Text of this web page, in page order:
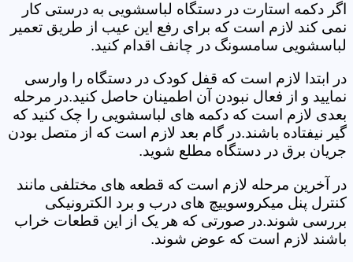
اگر دکمه استارت در دستگاه لباسشویی به درستی کار
نمی کند لازم است که برای رفع این عیب از طریق تعمیر
لباسشویی سامسونگ در چانف اقدام کنید.
در ابتدا لازم است که قفل کودک در دستگاه را وارسی
نمایید و از فعال نبودن آن اطمینان حاصل کنید.در مرحله
بعدی لازم است که دکمه های لباسشویی را چک کنید که
گیر نیفتاده باشند.در گام بعد لازم است که از متصل بودن
جریان برق در دستگاه مطلع شوید.
در آخرین مرحله لازم است که قطعه های مختلفی مانند
کنترل پنل میکروسوییچ های درب و برد الکترونیکی
بررسی شوند.در صورتی که هر یک از این قطعات خراب
باشند لازم است که عوض شوند.